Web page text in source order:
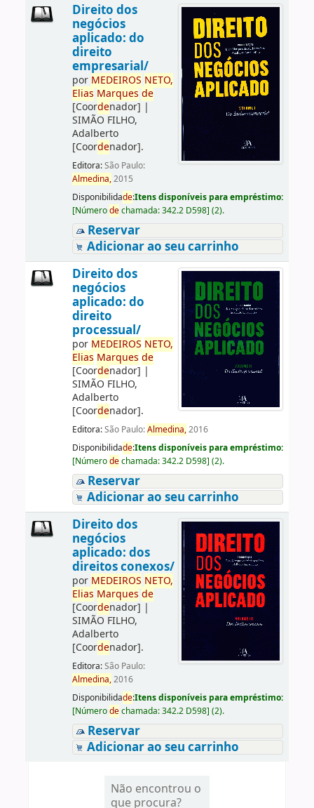
Direito dos
negócios
aplicado: do
direito
empresarial/
por MEDEIROS NETO,
Elias Marques de
[Coordenador] |
SIMÃO FILHO,
Adalberto
[Coordenador].
Editora:São Paulo:
Almedina,2015
Disponibilidade:Itens disponíveis para empréstimo:
[Númerodechamada:342.2 D598] (2).
Reservar
Adicionar ao seu carrinho
Direito dos
negócios
aplicado: do
direito
processual/
por MEDEIROS NETO,
Elias Marques de
[Coordenador] |
SIMÃO FILHO,
Adalberto
[Coordenador].
Editora:São Paulo:Almedina,2016
Disponibilidade:Itens disponíveis para empréstimo:
[Númerodechamada:342.2 D598] (2).
Reservar
Adicionar ao seu carrinho
Direito dos
negócios
aplicado: dos
direitos conexos/
por MEDEIROS NETO,
Elias Marques de
[Coordenador] |
SIMÃO FILHO,
Adalberto
[Coordenador].
Editora:São Paulo:
Almedina,2016
Disponibilidade:Itens disponíveis para empréstimo:
[Númerodechamada:342.2 D598] (2).
Reservar
Adicionar ao seu carrinho
Não encontrou o
que procura?